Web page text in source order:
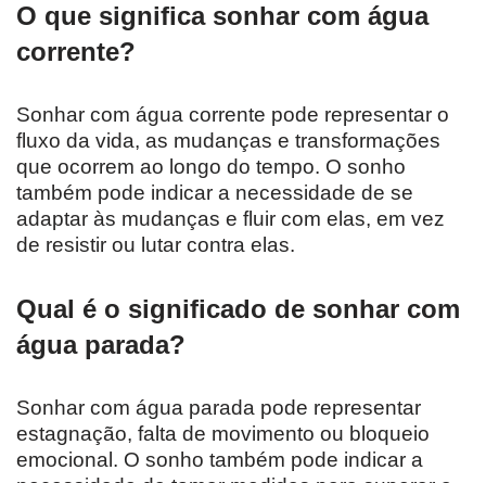
O que significa sonhar com água
corrente?
Sonhar com água corrente pode representar o
fluxo da vida, as mudanças e transformações
que ocorrem ao longo do tempo. O sonho
também pode indicar a necessidade de se
adaptar às mudanças e fluir com elas, em vez
de resistir ou lutar contra elas.
Qual é o significado de sonhar com
água parada?
Sonhar com água parada pode representar
estagnação, falta de movimento ou bloqueio
emocional. O sonho também pode indicar a